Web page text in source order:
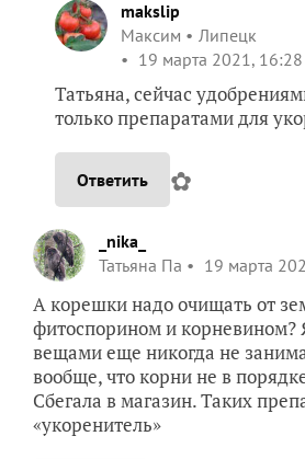
makslip
Максим
Липецк
19 марта 2021, 16:28
Татьяна, сейчас
только препаратами для
Ответить ✿
_nika_
Татьяна Па
19 марта
А корешки надо очищать от
фитоспорином и
вещами еще никогда не
вообще, что корни не в
Сбегала в магазин. Таких
«укоренитель»